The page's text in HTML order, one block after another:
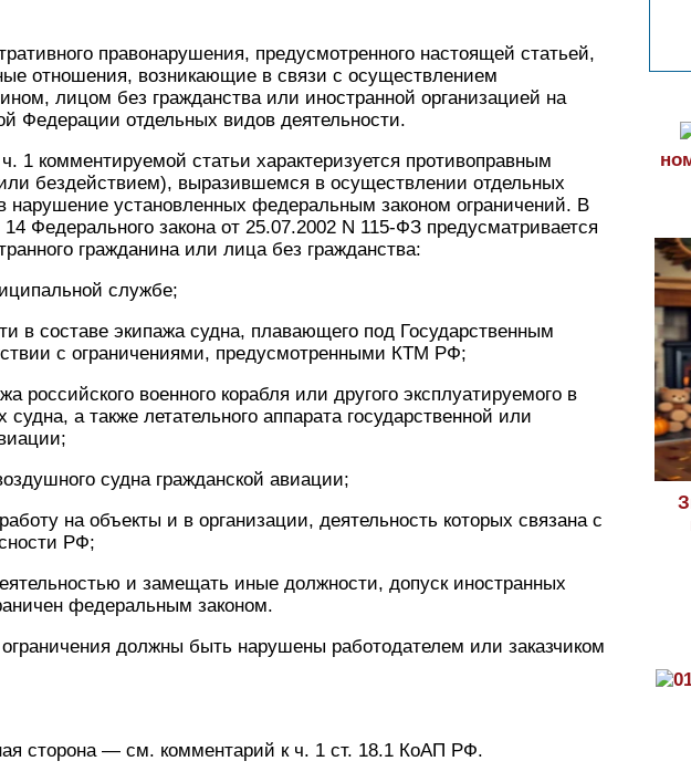
правонарушения, предусмотренного настоящей статьей,
отношения, возникающие в связи с осуществлением
лицом без гражданства или иностранной организацией на
Федерации отдельных видов деятельности.
1 комментируемой статьи характеризуется противоправным
бездействием), выразившемся в осуществлении отдельных
нарушение установленных федеральным законом ограничений. В
Федерального закона от 25.07.2002 N 115-ФЗ предусматривается
гражданина или лица без гражданства:
службе;
в составе экипажа судна, плавающего под Государственным
с ограничениями, предусмотренными КТМ РФ;
российского военного корабля или другого эксплуатируемого в
судна, а также летательного аппарата государственной или
судна гражданской авиации;
на объекты и в организации, деятельность которых связана с
РФ;
и замещать иные должности, допуск иностранных
федеральным законом.
должны быть нарушены работодателем или заказчиком
сторона — см. комментарий к ч. 1 ст. 18.1 КоАП РФ.